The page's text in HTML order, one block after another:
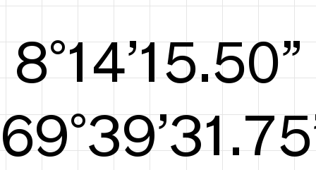
8°15’15.69”